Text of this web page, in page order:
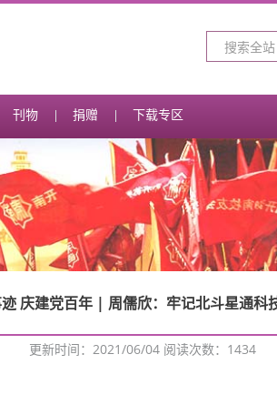
刊物 捐赠 下载专区
庆建党百年 | 周儒欣：牢记北斗星通科
更新时间：2021/06/04 阅读次数： 1434